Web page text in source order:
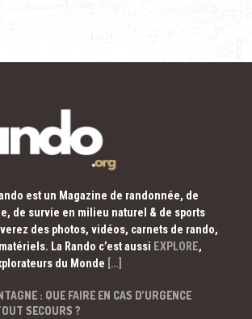
est un Magazine de randonnée, de
de survie en milieu naturel & de sports
des photos, vidéos, carnets de rando,
La Rando c’est aussi EXPLORE,
du Monde […]
: QUE FAIRE EN CAS D’URGENCE
SECOURS ?